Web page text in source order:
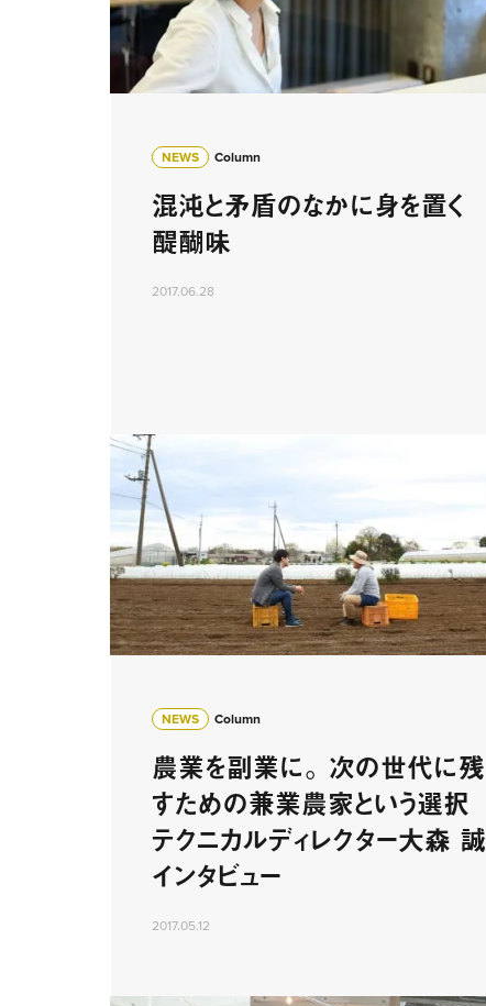
NEWS Column
混沌と矛盾のなかに身を置く
醍醐味
2017.06.28
NEWS Column
農業を副業に。 次の世代に残
すための兼業農家という選択
テクニカルディレクター大森 誠
インタビュー
2017.05.12